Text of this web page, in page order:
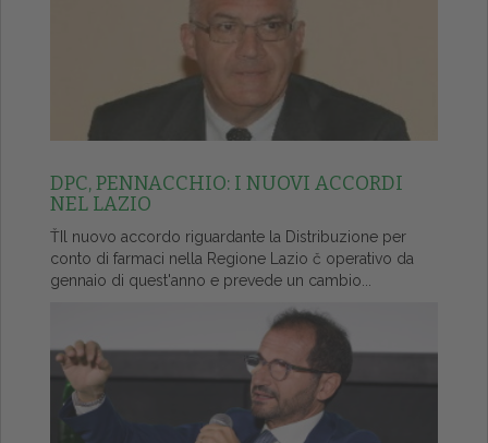
DPC, PENNACCHIO: I NUOVI ACCORDI
NEL LAZIO
ŤIl nuovo accordo riguardante la Distribuzione per
conto di farmaci nella Regione Lazio č operativo da
gennaio di quest'anno e prevede un cambio...